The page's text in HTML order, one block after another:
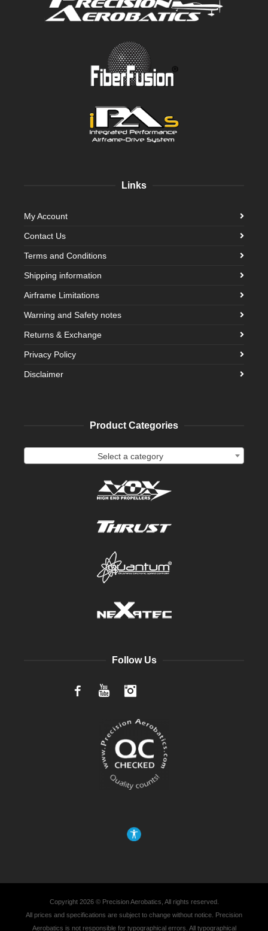
Links
My Account
Contact Us
Terms and Conditions
Shipping information
Airframe Limitations
Warning and Safety notes
Returns & Exchange
Privacy Policy
Disclaimer
Product Categories
Select a category
Follow Us
FacebookYouTube
Copyright 2026 © Precision Aerobatics, All rights reserved.
All prices and specifications are subject to change without notice. Precision
Aerobatics is not responsible for typographical errors. All typographical